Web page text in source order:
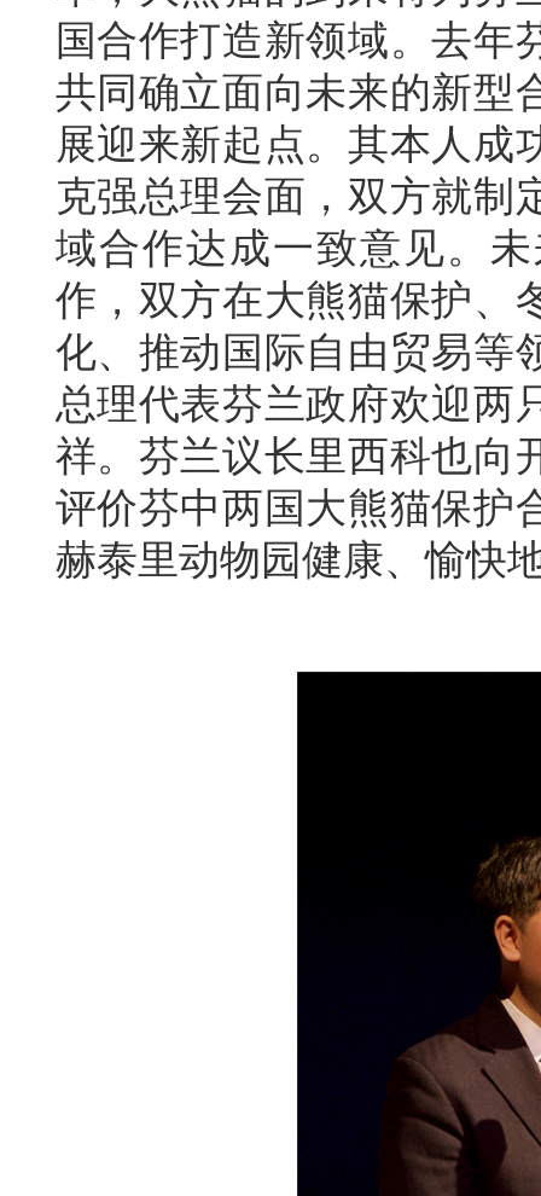
国合作打造新领域。去年
共同确立面向未来的新型
展迎来新起点。其本人成
克强总理会面，双方就制
域合作达成一致意见。
作，双方在大熊猫保护、
化、推动国际自由贸易等
总理代表芬兰政府欢迎两
祥。芬兰议长里西科也向
评价芬中两国大熊猫保护
赫泰里动物园健康、愉快